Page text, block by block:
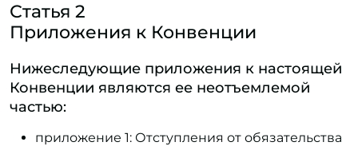
Статья 2
Приложения к Конвенции
Нижеследующие приложения к настоящей
Конвенции являются ее неотъемлемой
частью:
приложение 1: Отступления от обязательства